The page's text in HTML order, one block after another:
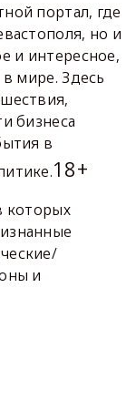
портал, где
но и
и интересное,
мире. Здесь
бизнеса
в
18+
которых
и